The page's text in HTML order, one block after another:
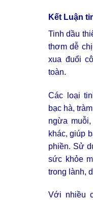
Kết Luận
Tinh dầu
thơm dễ
xua đuổi
toàn.
Các loại
bạc hà,
ngừa
khác, giúp
phiền. Sử
sức khỏe
trong lành,
Với nhiều